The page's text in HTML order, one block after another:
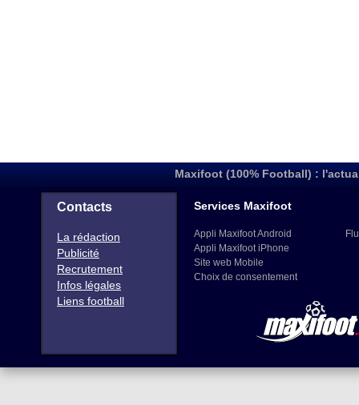
Maxifoot (100% Football) :
Contacts
La rédaction
Publicité
Recrutement
Infos légales
Liens football
Services Maxifoot
Appli Maxifoot Android
Appli Maxifoot iPhone
Site web Mobile
Choix de consentement